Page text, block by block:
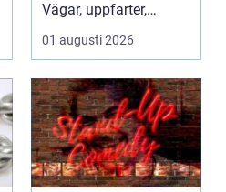
Vägar, uppfarter,
parkeringar och
gångvägar...
01 augusti 2026